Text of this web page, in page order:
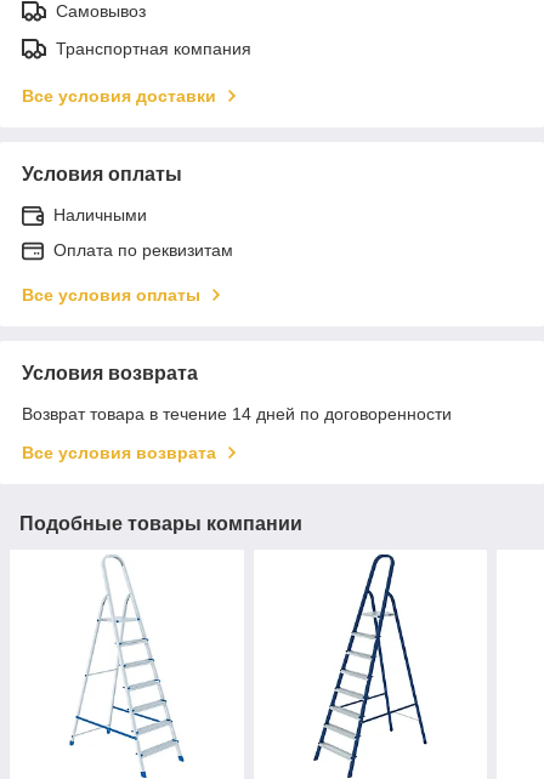
Самовывоз
Транспортная компания
Все условия доставки
Условия оплаты
Наличными
Оплата по реквизитам
Все условия оплаты
Условия возврата
Возврат товара в течение 14 дней по договоренности
Все условия возврата
Подобные товары компании